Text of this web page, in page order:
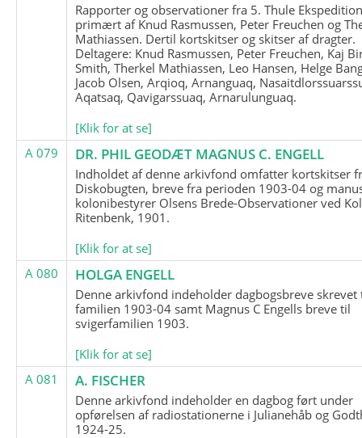
Rapporter og observationer fra 5. Thule
primært af Knud Rasmussen, Peter Freuchen og
Mathiassen. Dertil kortskitser og skitser af dragter.
Deltagere: Knud Rasmussen, Peter Freuchen, Kaj
Smith, Therkel Mathiassen, Leo Hansen, Helge
Jacob Olsen, Arqioq, Arnanguaq,
Aqatsaq, Qavigarssuaq, Arnarulunguaq.
[Klik for at se]
A 079
DR. PHIL GEODÆT MAGNUS C. ENGELL
Indholdet af denne arkivfond omfatter kortskitser
Diskobugten, breve fra perioden 1903-04 og
kolonibestyrer Olsens Brede-Observationer ved
Ritenbenk, 1901.
[Klik for at se]
A 080
HOLGA ENGELL
Denne arkivfond indeholder dagbogsbreve skrevet
familien 1903-04 samt Magnus C Engells breve til
svigerfamilien 1903.
[Klik for at se]
A 081
A. FISCHER
Denne arkivfond indeholder en dagbog ført under
opførelsen af radiostationerne i Julianehåb og
1924-25.